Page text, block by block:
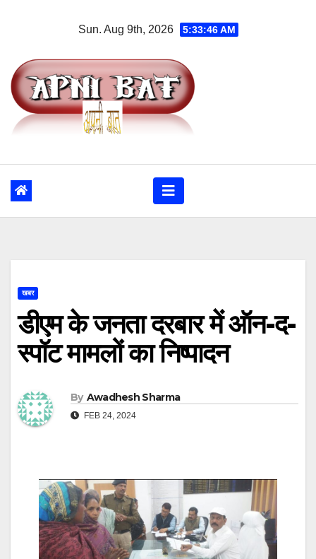
Sun. Aug 9th, 2026 5:33:47 AM
खबर
डीएम के जनता दरबार में ऑन-द-
स्पॉट मामलों का निष्पादन
By Awadhesh Sharma
FEB 24, 2024